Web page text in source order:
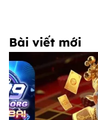
Bài viết mới